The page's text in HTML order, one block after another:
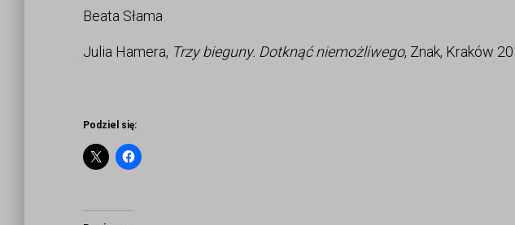
Beata Słama
Julia Hamera, Trzy bieguny. Dotknąć niemożliwego, Znak, Kraków
Podziel się: